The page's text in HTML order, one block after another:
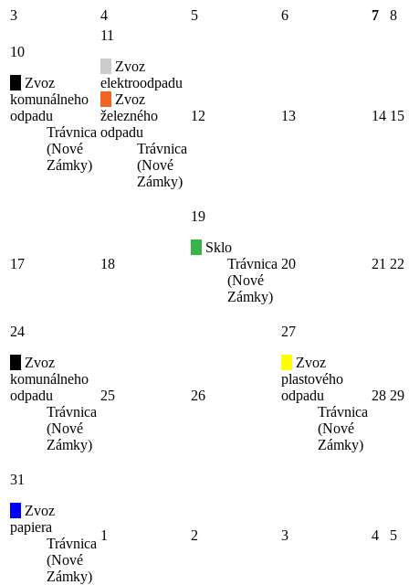
3 4 5 6 7 8
10
Zvoz
komunálneho
odpadu
Trávnica
(Nové
Zámky)
11
Zvoz
elektroodpadu
Zvoz
železného
odpadu
Trávnica
(Nové
Zámky)
12 13 14 15
17 18
19
Sklo
Trávnica
(Nové
Zámky)
20 21 22
24
Zvoz
komunálneho
odpadu
Trávnica
(Nové
Zámky)
25 26
27
Zvoz
plastového
odpadu
Trávnica
(Nové
Zámky)
28 29
31
Zvoz
papiera
Trávnica
(Nové
Zámky)
1 2 3 4 5